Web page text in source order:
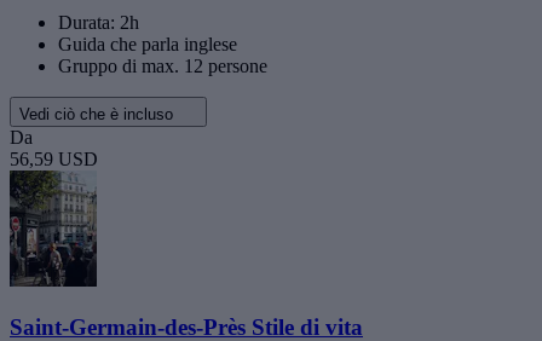
Durata: 2h
Guida che parla inglese
Gruppo di max. 12 persone
Vedi ciò che è incluso
Da
56,59 USD
Saint-Germain-des-Près Stile di vita